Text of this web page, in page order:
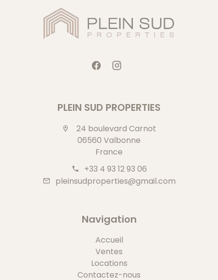
PLEIN SUD PROPERTIES
24 boulevard Carnot
06560 Valbonne
France
+33 4 93 12 93 06
pleinsudproperties@gmail.com
Navigation
Accueil
Ventes
Locations
Contactez-nous